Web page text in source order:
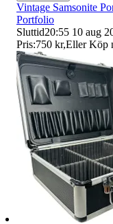
Vintage Samsonite
Portfolio
Sluttid20:55 10 aug
Pris:750 kr,Eller Köp